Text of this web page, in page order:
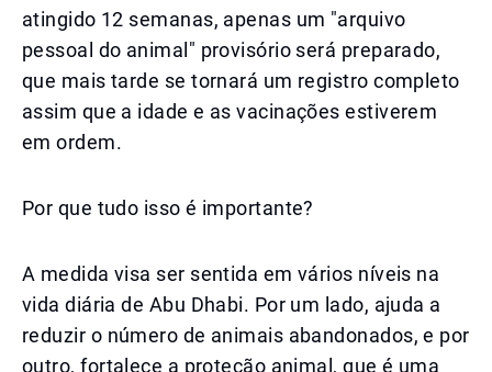
atingido 12 semanas, apenas um "arquivo
pessoal do animal" provisório será preparado,
que mais tarde se tornará um registro completo
assim que a idade e as vacinações estiverem
em ordem.
Por que tudo isso é importante?
A medida visa ser sentida em vários níveis na
vida diária de Abu Dhabi. Por um lado, ajuda a
reduzir o número de animais abandonados, e por
outro, fortalece a proteção animal, que é uma